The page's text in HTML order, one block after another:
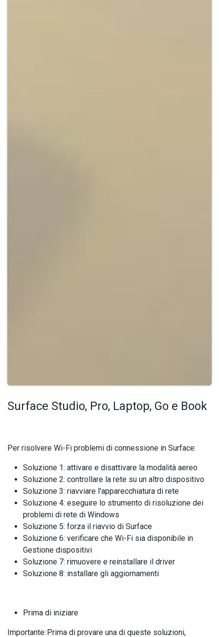
Surface Studio, Pro, Laptop, Go e Book
Per risolvere Wi-Fi problemi di connessione in Surface:
Soluzione 1: attivare e disattivare la modalità aereo
Soluzione 2: controllare la rete su un altro dispositivo
Soluzione 3: riavviare l'apparecchiatura di rete
Soluzione 4: eseguire lo strumento di risoluzione dei
problemi di rete di Windows
Soluzione 5: forza il riavvio di Surface
Soluzione 6: verificare che Wi-Fi sia disponibile in
Gestione dispositivi
Soluzione 7: rimuovere e reinstallare il driver
Soluzione 8: installare gli aggiornamenti
Prima di iniziare
Importante: Prima di provare una di queste soluzioni,